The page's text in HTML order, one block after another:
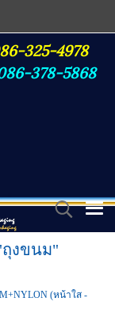
325-4978
378-5868
ถุงขนม"
(หน้าใส -